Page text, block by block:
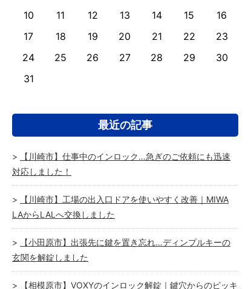
10 11 12 13 14 15
16
17
18 19 20 21 22
23
24
25 26 27 28 29
30
31
最近の記事
【川崎市】仕事中のインロック…急ぎのご依頼にも迅速
対応しました！
【川崎市】工場の出入口ドアを使いやすく改善｜MIWA
LAからLALへ交換しました
【小田原市】出張先に鍵を置き忘れ…ディンプルキーの
玄関を解錠しました
【相模原市】VOXYのインロック解錠｜鍵穴からのピッキ